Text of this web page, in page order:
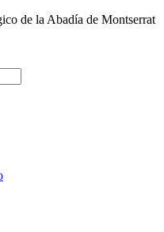
de la Abadía de Montserrat